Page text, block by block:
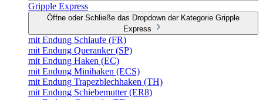
Gripple Express
Öffne oder Schließe das Dropdown der Kategorie Gripple
Express
mit Endung Schlaufe (FR)
mit Endung Queranker (SP)
mit Endung Haken (EC)
mit Endung Minihaken (ECS)
mit Endung Trapezblechhaken (TH)
mit Endung Schiebemutter (ER8)